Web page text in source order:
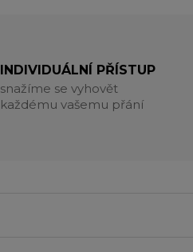
INDIVIDUÁLNÍ PŘÍSTUP
snažíme se vyhovět
každému vašemu přání